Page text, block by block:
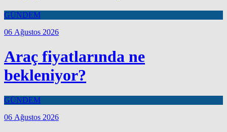
GÜNDEM
06 Ağustos 2026
Araç fiyatlarında ne
bekleniyor?
GÜNDEM
06 Ağustos 2026